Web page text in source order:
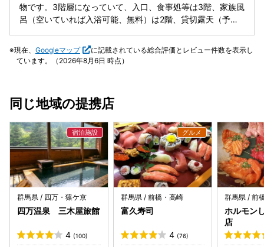
物です。3階層になっていて、入口、食事処等は3階、家族風
呂（空いていれば入浴可能、無料）は2階、貸切露天（予約
にあります。施設は古いので少し手を入れた方が良いと思い
ます。畳が擦り切れてるし。チェックイン時にはお布団が敷
食は白飯とお粥が出てきますので、どちらかだけでいいとい
客層が40代以降の方々が多いように思いますが、騒がしくな
いので静かに過ごせます。 大浴場もほとんど他の方と合わず
独泉状態がほとんどで、ゆっくり入浴出来ます。 温泉街とは
いってもお店がほぼないので、必要な物は中之条の街中で購
入するべし。お饅頭屋とお蕎麦屋が1軒づつしかないようで
す（中華：上州軒は2025年12月末で閉店） 日帰り温泉があ
りますが、お宿は日帰り入浴不可だと思われます。 スタッフ
さんは丁寧ですし、静かにのんびり過ごせます。
現在、 Googleマップ
に記載されている総合評価とレビュー件数を表示し
ています。（2026年8月6日 時点）
同じ地域の提携店
群馬県 / 四万・猿ケ京
四万温泉 三木屋旅館
4 (100)
群馬県 / 前橋・高崎
富久寿司
4 (76)
群馬県 / 前
ホルモン
店